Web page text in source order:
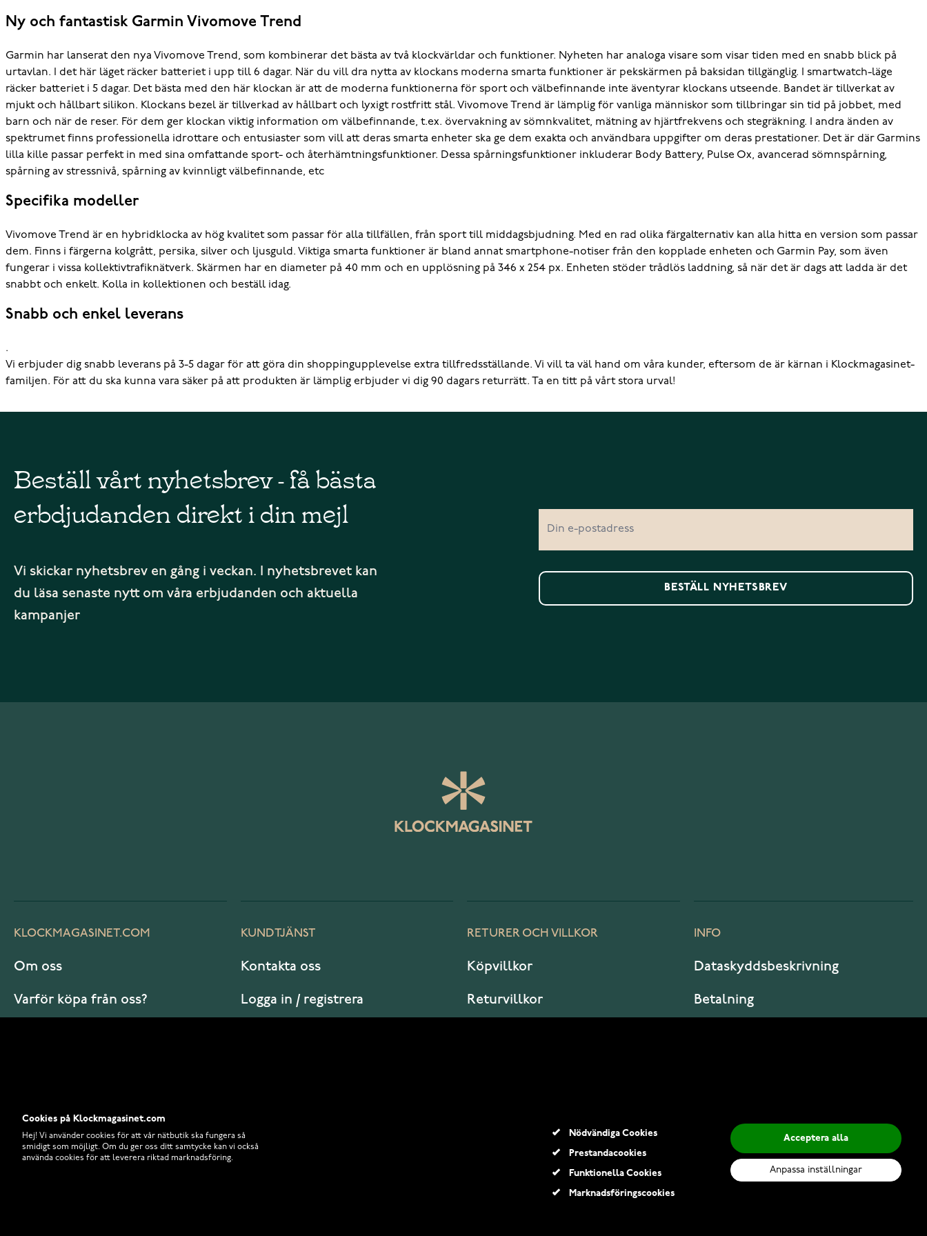
Ny och fantastisk Garmin Vivomove Trend
Garmin har lanserat den nya Vivomove Trend, som kombinerar det bästa av två klockvärldar och funktioner. Nyheten har analoga visare som visar tiden med en snabb blick på
urtavlan. I det här läget räcker batteriet i upp till 6 dagar. När du vill dra nytta av klockans moderna smarta funktioner är pekskärmen på baksidan tillgänglig. I smartwatch-läge
räcker batteriet i 5 dagar. Det bästa med den här klockan är att de moderna funktionerna för sport och välbefinnande inte äventyrar klockans utseende. Bandet är tillverkat av
mjukt och hållbart silikon. Klockans bezel är tillverkad av hållbart och lyxigt rostfritt stål. Vivomove Trend är lämplig för vanliga människor som tillbringar sin tid på jobbet, med
barn och när de reser. För dem ger klockan viktig information om välbefinnande, t.ex. övervakning av sömnkvalitet, mätning av hjärtfrekvens och stegräkning. I andra änden av
spektrumet finns professionella idrottare och entusiaster som vill att deras smarta enheter ska ge dem exakta och användbara uppgifter om deras prestationer. Det är där Garmins
lilla kille passar perfekt in med sina omfattande sport- och återhämtningsfunktioner. Dessa spårningsfunktioner inkluderar Body Battery, Pulse Ox, avancerad sömnspårning,
spårning av stressnivå, spårning av kvinnligt välbefinnande, etc
Specifika modeller
Vivomove Trend är en hybridklocka av hög kvalitet som passar för alla tillfällen, från sport till middagsbjudning. Med en rad olika färgalternativ kan alla hitta en version som passar
dem. Finns i färgerna kolgrått, persika, silver och ljusguld. Viktiga smarta funktioner är bland annat smartphone-notiser från den kopplade enheten och Garmin Pay, som även
fungerar i vissa kollektivtrafiknätverk. Skärmen har en diameter på 40 mm och en upplösning på 346 x 254 px. Enheten stöder trådlös laddning, så när det är dags att ladda är det
snabbt och enkelt. Kolla in kollektionen och beställ idag.
Snabb och enkel leverans
.
Vi erbjuder dig snabb leverans på 3-5 dagar för att göra din shoppingupplevelse extra tillfredsställande. Vi vill ta väl hand om våra kunder, eftersom de är kärnan i Klockmagasinet-
familjen. För att du ska kunna vara säker på att produkten är lämplig erbjuder vi dig 90 dagars returrätt. Ta en titt på vårt stora urval!
Beställ vårt nyhetsbrev - få bästa
erbdjudanden direkt i din mejl
Vi skickar nyhetsbrev en gång i veckan. I nyhetsbrevet kan
du läsa senaste nytt om våra erbjudanden och aktuella
kampanjer
BESTÄLL NYHETSBREV
KLOCKMAGASINET.COM
Om oss
Varför köpa från oss?
KUNDTJÄNST
Kontakta oss
Logga in / registrera
RETURER OCH VILLKOR
Köpvillkor
Returvillkor
INFO
Dataskyddsbeskrivning
Betalning
Cookies på Klockmagasinet.com
Hej! Vi använder cookies för att vår nätbutik ska fungera så
smidigt som möjligt. Om du ger oss ditt samtycke kan vi också
använda cookies för att leverera riktad marknadsföring.
Nödvändiga Cookies
Prestandacookies
Funktionella Cookies
Marknadsföringscookies
Acceptera alla
Anpassa inställningar